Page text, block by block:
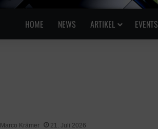
HOME NEWS ARTIKEL EVENTS
Marco Krämer 21. Juli 2026